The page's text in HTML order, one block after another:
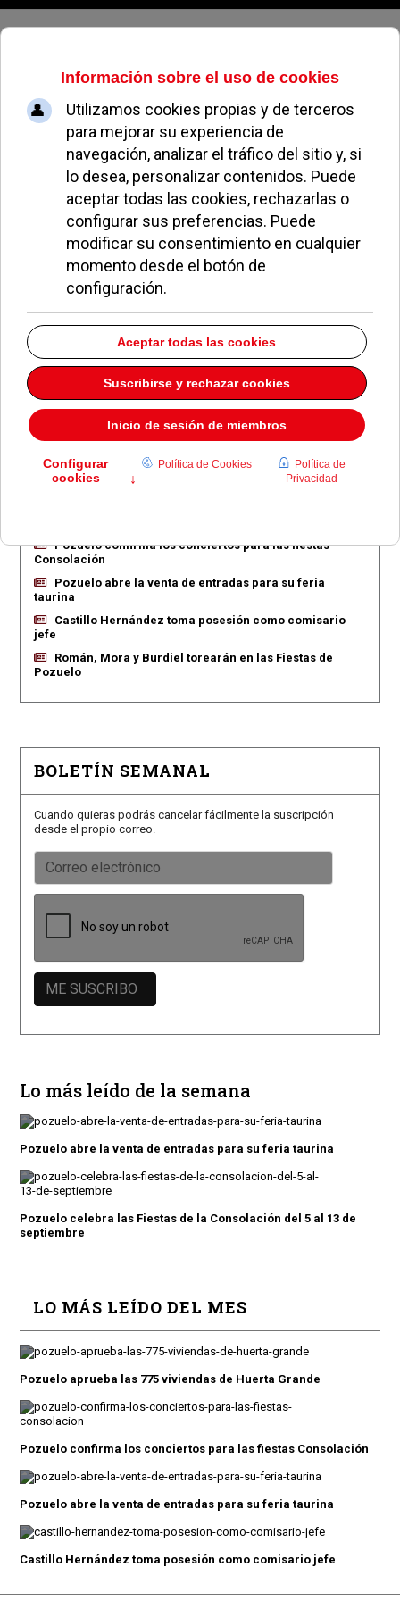
Viernes, 07 de agosto de 2026
Diablito Food And
Music
Dirección: C/ Mónaco 1
Pozuelo de Alarcon
Madrid
28224
Teléfono:
913516158
Descargar la información como:vCard
EN PORTADA
Pozuelo confirma los conciertos para las fiestas
Consolación
Pozuelo abre la venta de entradas para su feria
taurina
Castillo Hernández toma posesión como comisario
jefe
Román, Mora y Burdiel torearán en las Fiestas de
Pozuelo
BOLETÍN SEMANAL
Cuando quieras podrás cancelar fácilmente la suscripción
desde el propio correo.
Lo más leído de la semana
Pozuelo abre la venta de entradas para su feria taurina
Pozuelo celebra las Fiestas de la Consolación del 5 al 13 de
septiembre
LO MÁS LEÍDO DEL MES
Pozuelo aprueba las 775 viviendas de Huerta Grande
Pozuelo confirma los conciertos para las fiestas Consolación
Pozuelo abre la venta de entradas para su feria taurina
Castillo Hernández toma posesión como comisario jefe